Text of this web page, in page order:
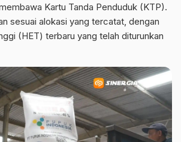
Kartu Tanda Penduduk (KTP).
sesuai alokasi yang tercatat, dengan
(HET) terbaru yang telah diturunkan